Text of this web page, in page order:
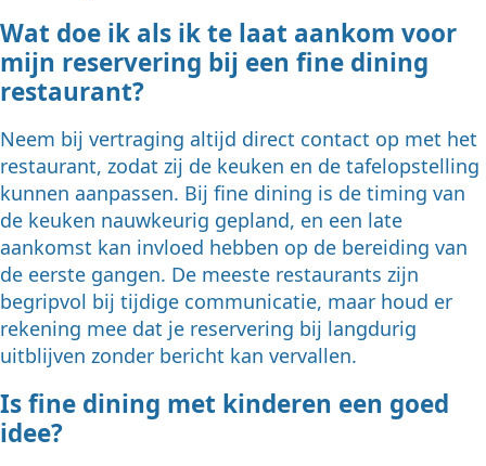
Wat doe ik als ik te laat aankom voor
mijn reservering bij een fine dining
restaurant?
Neem bij vertraging altijd direct contact op met het
restaurant, zodat zij de keuken en de tafelopstelling
kunnen aanpassen. Bij fine dining is de timing van
de keuken nauwkeurig gepland, en een late
aankomst kan invloed hebben op de bereiding van
de eerste gangen. De meeste restaurants zijn
begripvol bij tijdige communicatie, maar houd er
rekening mee dat je reservering bij langdurig
uitblijven zonder bericht kan vervallen.
Is fine dining met kinderen een goed
idee?